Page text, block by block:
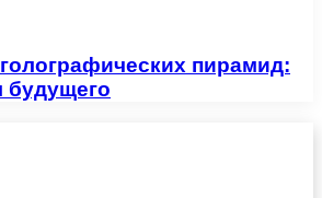
пирамид:
будущего